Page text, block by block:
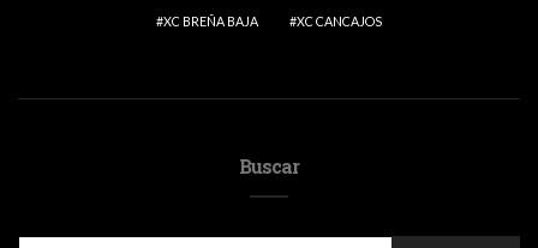
XC BREÑA BAJA
XC CANCAJOS
Buscar